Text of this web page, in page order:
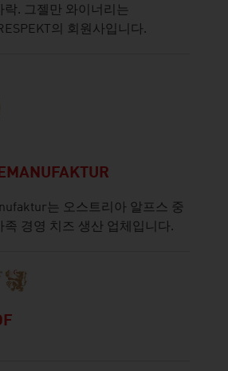
락. 그젤만 와이너리는
의 회원사입니다.
는 오스트리아 알프스 중
족 경영 치즈 생산 업체입니다.